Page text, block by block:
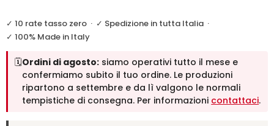
✓ 10 rate tasso zero · ✓ Spedizione in tutta Italia ·
✓ 100% Made in Italy
🗓️Ordini di agosto: siamo operativi tutto il mese e
confermiamo subito il tuo ordine. Le produzioni
ripartono a settembre e da lì valgono le normali
tempistiche di consegna. Per informazioni contattaci.